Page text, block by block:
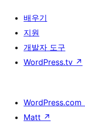
배우기
지원
개발자 도구
WordPress.tv ↗
WordPress.com
Matt ↗